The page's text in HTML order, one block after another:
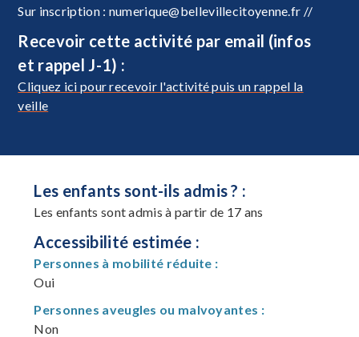
Sur inscription : numerique@bellevillecitoyenne.fr //
Recevoir cette activité par email (infos
et rappel J-1) :
Cliquez ici pour recevoir l'activité puis un rappel la
veille
Les enfants sont-ils admis ? :
Les enfants sont admis à partir de 17 ans
Accessibilité estimée :
Personnes à mobilité réduite :
Oui
Personnes aveugles ou malvoyantes :
Non